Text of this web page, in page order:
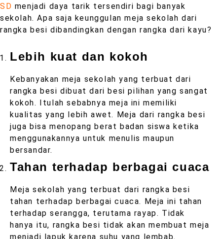
SD menjadi daya tarik tersendiri bagi banyak
sekolah. Apa saja keunggulan meja sekolah dari
rangka besi dibandingkan dengan rangka dari kayu?
Lebih kuat dan kokoh
Kebanyakan meja sekolah yang terbuat dari
rangka besi dibuat dari besi pilihan yang sangat
kokoh. Itulah sebabnya meja ini memiliki
kualitas yang lebih awet. Meja dari rangka besi
juga bisa menopang berat badan siswa ketika
menggunakannya untuk menulis maupun
bersandar.
Tahan terhadap berbagai cuaca
Meja sekolah yang terbuat dari rangka besi
tahan terhadap berbagai cuaca. Meja ini tahan
terhadap serangga, terutama rayap. Tidak
hanya itu, rangka besi tidak akan membuat meja
menjadi lapuk karena suhu yang lembab.